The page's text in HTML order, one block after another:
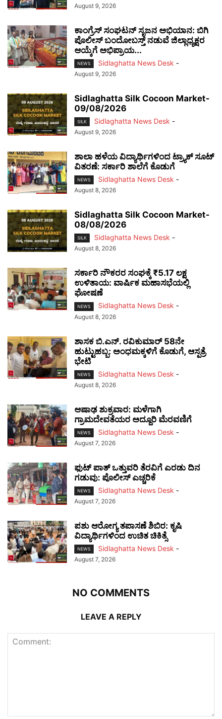
August 9, 2026
ಕಾಂಗ್ರೆಸ್ ಸಂಘಟನ್ ಸೃಜನ ಅಭಿಯಾನ: ಬಿಗಿ
ಪೊಲೀಸ್ ಬಂದೋಬಸ್ತ್ ನಡುವೆ ಜಿಲ್ಲಾಧ್ಯಕ್ಷರ
ಆಯ್ಕೆಗೆ ಅಭಿಪ್ರಾಯ...
NEWS Sidlaghatta News Desk -
August 9, 2026
Sidlaghatta Silk Cocoon Market-
09/08/2026
SILK Sidlaghatta News Desk -
August 9, 2026
ಶಾಲಾ ಹಳೆಯ ವಿದ್ಯಾರ್ಥಿಗಳಿಂದ ಟ್ರ್ಯಾಕ್‌ ಸೂಟ್
ವಿತರಣೆ: ಸರ್ಕಾರಿ ಶಾಲೆಗೆ ಕೊಡುಗೆ
NEWS Sidlaghatta News Desk -
August 8, 2026
Sidlaghatta Silk Cocoon Market-
08/08/2026
SILK Sidlaghatta News Desk -
August 8, 2026
ಸರ್ಕಾರಿ ನೌಕರರ ಸಂಘಕ್ಕೆ ₹5.17 ಲಕ್ಷ
ಉಳಿತಾಯ: ವಾರ್ಷಿಕ ಮಹಾಸಭೆಯಲ್ಲಿ
ಘೋಷಣೆ
NEWS Sidlaghatta News Desk -
August 8, 2026
ಶಾಸಕ ಬಿ.ಎನ್. ರವಿಕುಮಾರ್ 58ನೇ
ಹುಟ್ಟುಹಬ್ಬ: ಅಂಧಮಕ್ಕಳಿಗೆ ಕೊಡುಗೆ, ಆಸ್ಪತ್ರೆ
ಭೇಟಿ
NEWS Sidlaghatta News Desk -
August 8, 2026
ಆಷಾಢ ಶುಕ್ರವಾರ: ಮಳೆಗಾಗಿ
ಗ್ರಾಮದೇವತೆಯರ ಅದ್ದೂರಿ ಮೆರವಣಿಗೆ
NEWS Sidlaghatta News Desk -
August 7, 2026
ಫುಟ್‌ ಪಾತ್ ಒತ್ತುವರಿ ತೆರವಿಗೆ ಎರಡು ದಿನ
ಗಡುವು: ಪೊಲೀಸ್ ಎಚ್ಚರಿಕೆ
NEWS Sidlaghatta News Desk -
August 7, 2026
ಪಶು ಆರೋಗ್ಯ ತಪಾಸಣೆ ಶಿಬಿರ: ಕೃಷಿ
ವಿದ್ಯಾರ್ಥಿಗಳಿಂದ ಉಚಿತ ಚಿಕಿತ್ಸೆ
NEWS Sidlaghatta News Desk -
August 7, 2026
NO COMMENTS
LEAVE A REPLY